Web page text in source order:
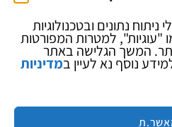
נתונים ובטכנולוגיות
"עוגיות", למטרות המפורטות
המשך הגלישה באתר
נוסף נא לעיין במדיניות
ספקי כח ומודדים
ציוד אופטי להגדלה
מותגים